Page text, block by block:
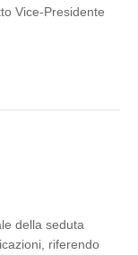
Vice-Presidente
della seduta
riferendo